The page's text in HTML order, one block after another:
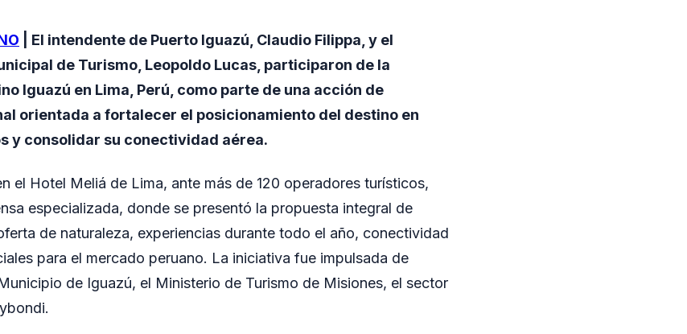
| El intendente de Puerto Iguazú, Claudio Filippa, y el
de Turismo, Leopoldo Lucas, participaron de la
Iguazú en Lima, Perú, como parte de una acción de
orientada a fortalecer el posicionamiento del destino en
y consolidar su conectividad aérea.
el Hotel Meliá de Lima, ante más de 120 operadores turísticos,
especializada, donde se presentó la propuesta integral de
de naturaleza, experiencias durante todo el año, conectividad
para el mercado peruano. La iniciativa fue impulsada de
de Iguazú, el Ministerio de Turismo de Misiones, el sector